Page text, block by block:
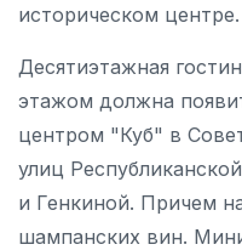
историческом центре.
Десятиэтажная
этажом должна
центром "Куб" в
улиц
и Генкиной. Причем
шампанских вин.